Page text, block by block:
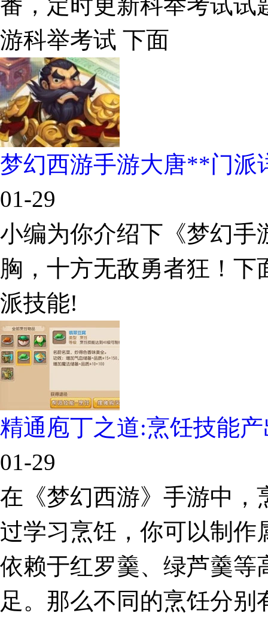
游科举考试 下面
梦幻西游手游大唐**门派
01-29
小编为你介绍下《梦幻
胸，十方无敌勇者狂！
派技能!
精通庖丁之道:烹饪技能
01-29
在《梦幻西游》手游中，
过学习烹饪，你可以制作
依赖于红罗羹、绿芦羹等
足。那么不同的烹饪分